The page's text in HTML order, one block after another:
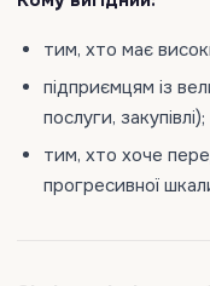
тим, хто має
підприємцям із
послуги, закупівлі);
тим, хто хоче
прогресивної